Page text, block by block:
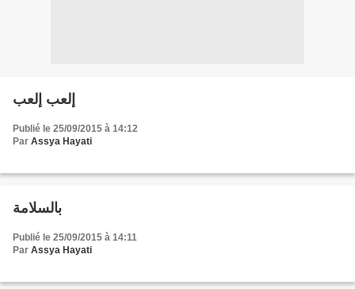
إلعب إلعب
Publié le 25/09/2015 à 14:12
Par Assya Hayati
بالسلامة
Publié le 25/09/2015 à 14:11
Par Assya Hayati